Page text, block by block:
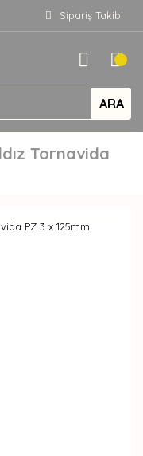
Sipariş Takibi
ARA
Tornavida